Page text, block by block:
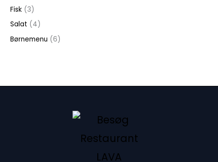
Fisk (3)
Salat (4)
Børnemenu (6)